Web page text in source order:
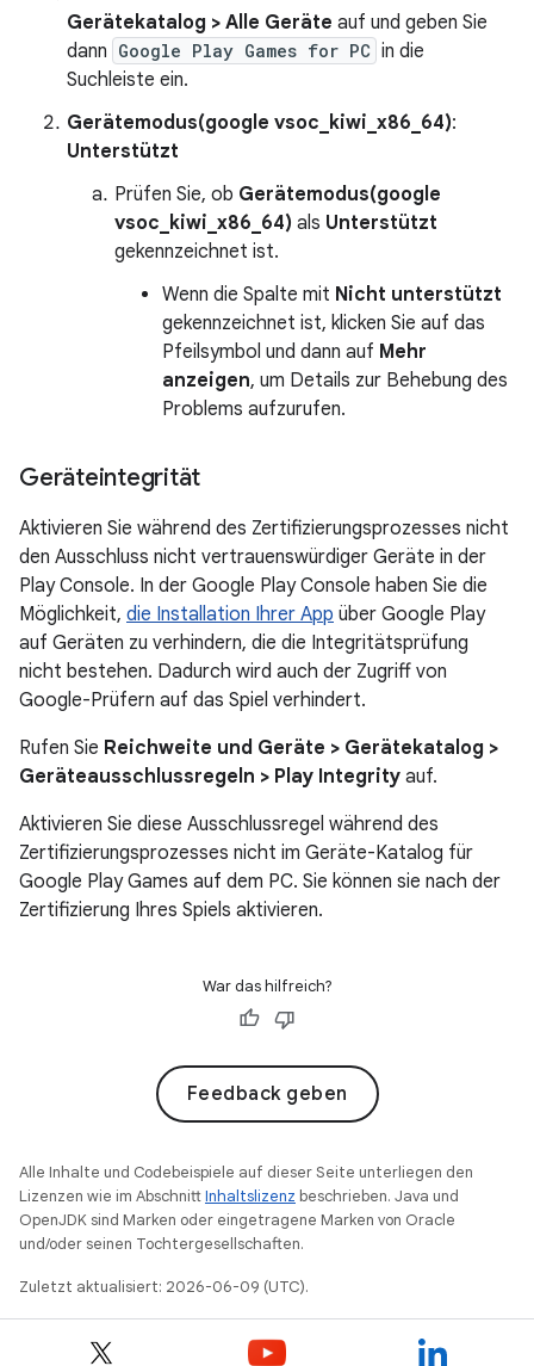
Gerätekatalog > Alle Geräte auf und geben Sie
dann Google Play Games for PC in die
Suchleiste ein.
Gerätemodus(google vsoc_kiwi_x86_64):
Unterstützt
Prüfen Sie, ob Gerätemodus(google
vsoc_kiwi_x86_64) als Unterstützt
gekennzeichnet ist.
Wenn die Spalte mit Nicht unterstützt
gekennzeichnet ist, klicken Sie auf das
Pfeilsymbol und dann auf Mehr
anzeigen, um Details zur Behebung des
Problems aufzurufen.
Geräteintegrität
Aktivieren Sie während des Zertifizierungsprozesses nicht
den Ausschluss nicht vertrauenswürdiger Geräte in der
Play Console. In der Google Play Console haben Sie die
Möglichkeit, die Installation Ihrer App über Google Play
auf Geräten zu verhindern, die die Integritätsprüfung
nicht bestehen. Dadurch wird auch der Zugriff von
Google-Prüfern auf das Spiel verhindert.
Rufen Sie Reichweite und Geräte > Gerätekatalog >
Geräteausschlussregeln > Play Integrity auf.
Aktivieren Sie diese Ausschlussregel während des
Zertifizierungsprozesses nicht im Geräte-Katalog für
Google Play Games auf dem PC. Sie können sie nach der
Zertifizierung Ihres Spiels aktivieren.
War das hilfreich?
Feedback geben
Alle Inhalte und Codebeispiele auf dieser Seite unterliegen den
Lizenzen wie im AbschnittInhaltslizenz beschrieben. Java und
OpenJDK sind Marken oder eingetragene Marken von Oracle
und/oder seinen Tochtergesellschaften.
Zuletzt aktualisiert: 2026-06-09 (UTC).